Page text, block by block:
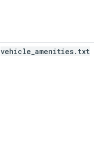
vehicle amenities. txt